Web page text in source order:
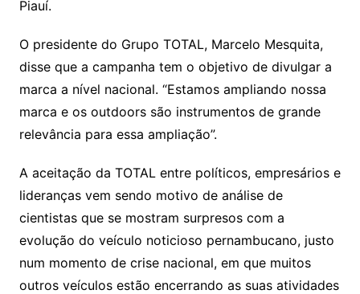
Piauí.
O presidente do Grupo TOTAL, Marcelo Mesquita,
disse que a campanha tem o objetivo de divulgar a
marca a nível nacional. “Estamos ampliando nossa
marca e os outdoors são instrumentos de grande
relevância para essa ampliação”.
A aceitação da TOTAL entre políticos, empresários e
lideranças vem sendo motivo de análise de
cientistas que se mostram surpresos com a
evolução do veículo noticioso pernambucano, justo
num momento de crise nacional, em que muitos
outros veículos estão encerrando as suas atividades